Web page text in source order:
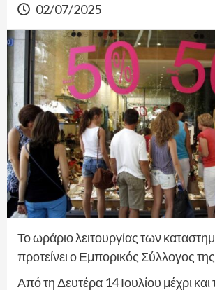
02/07/2025
Το ωράριο λειτουργίας των
προτείνει ο Εμπορικός Σύλλογος
Από τη Δευτέρα 14 Ιουλίου μέχρι